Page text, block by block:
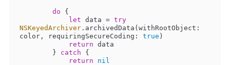
do {
let data = try
NSKeyedArchiver .archivedData(withRootObject:
color, requiringSecureCoding: true )
return data
        }
catch {
return
nil